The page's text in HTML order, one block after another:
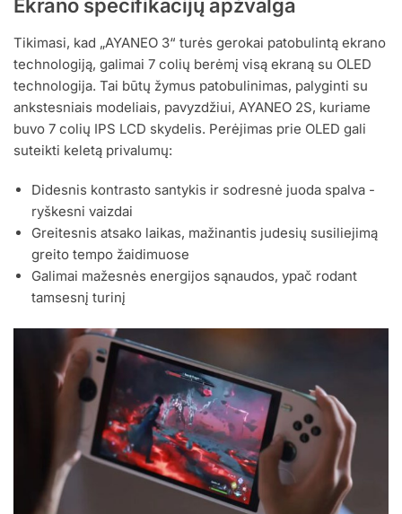
Ekrano specifikacijų apžvalga
Tikimasi, kad „AYANEO 3“ turės gerokai patobulintą ekrano
technologiją, galimai 7 colių berėmį visą ekraną su OLED
technologija. Tai būtų žymus patobulinimas, palyginti su
ankstesniais modeliais, pavyzdžiui, AYANEO 2S, kuriame
buvo 7 colių IPS LCD skydelis. Perėjimas prie OLED gali
suteikti keletą privalumų:
Didesnis kontrasto santykis ir sodresnė juoda spalva -
ryškesni vaizdai
Greitesnis atsako laikas, mažinantis judesių susiliejimą
greito tempo žaidimuose
Galimai mažesnės energijos sąnaudos, ypač rodant
tamsesnį turinį